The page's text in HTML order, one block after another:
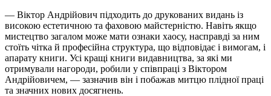
— Віктор Андрійович підходить до друкованих видань із
високою естетичною та фаховою майстерністю. Навіть якщо
мистецтво загалом може мати ознаки хаосу, насправді за ним
стоїть чітка й професійна структура, що відповідає і вимогам, і
апарату книги. Усі кращі книги видавництва, за які ми
отримували нагороди, робили у співпраці з Віктором
Андрійовичем, — зазначив він і побажав митцю плідної праці
та значних нових досягнень.